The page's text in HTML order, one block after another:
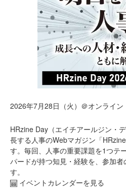
2026年7月28日（火）＠オンライン
HRzine Day（エイチアールジン・
長する人事のWebマガジン「
す。毎回、人事の重要課題を1つテ
パードが持つ知見・経験を、参加
す。
イベントカレンダーを見る